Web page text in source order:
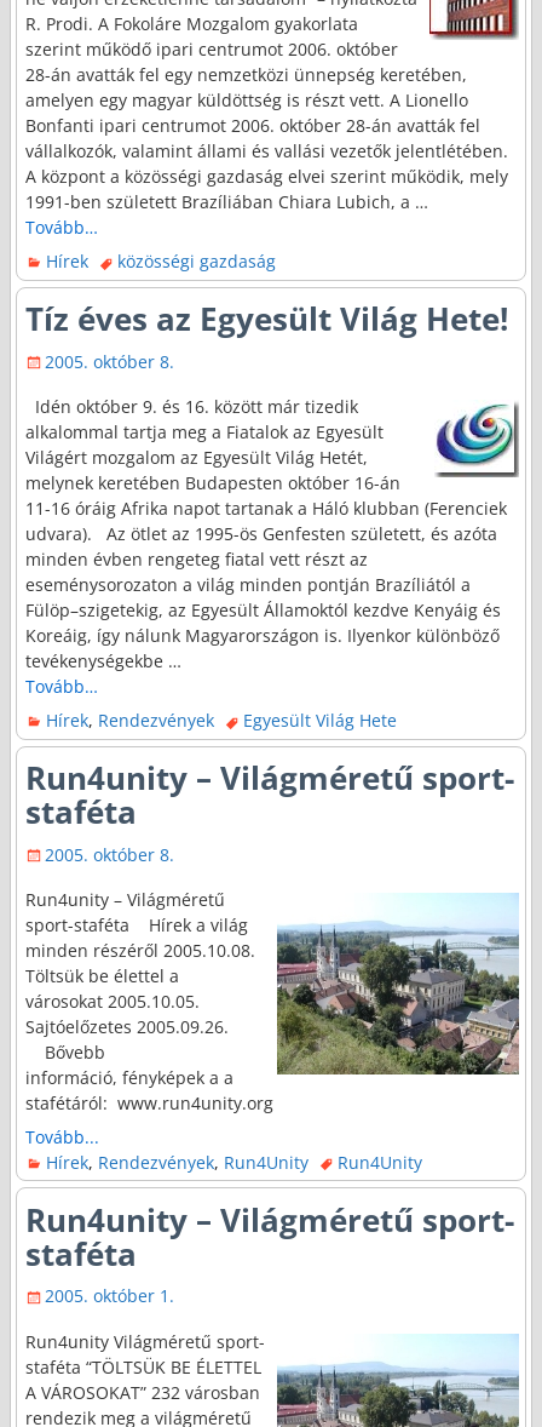
R. Prodi. A Fokoláre Mozgalom gyakorlata
szerint működő ipari centrumot 2006. október
28-án avatták fel egy nemzetközi ünnepség keretében,
amelyen egy magyar küldöttség is részt vett. A Lionello
Bonfanti ipari centrumot 2006. október 28-án avatták fel
vállalkozók, valamint állami és vallási vezetők jelentlétében.
A központ a közösségi gazdaság elvei szerint működik, mely
1991-ben született Brazíliában Chiara Lubich, a …
Tovább…
Hírek
közösségi gazdaság
Tíz éves az Egyesült Világ Hete!
2005. október 8.
Idén október 9. és 16. között már tizedik
alkalommal tartja meg a Fiatalok az Egyesült
Világért mozgalom az Egyesült Világ Hetét,
melynek keretében Budapesten október 16-án
11-16 óráig Afrika napot tartanak a Háló klubban (Ferenciek
udvara). Az ötlet az 1995-ös Genfesten született, és azóta
minden évben rengeteg fiatal vett részt az
eseménysorozaton a világ minden pontján Brazíliától a
Fülöp–szigetekig, az Egyesült Államoktól kezdve Kenyáig és
Koreáig, így nálunk Magyarországon is. Ilyenkor különböző
tevékenységekbe …
Tovább…
Hírek, Rendezvények Egyesült Világ Hete
Run4unity – Világméretű sport-
staféta
2005. október 8.
Run4unity – Világméretű
sport-staféta Hírek a világ
minden részéről 2005.10.08.
Töltsük be élettel a
városokat 2005.10.05.
Sajtóelőzetes 2005.09.26.
Bővebb
információ, fényképek a a
stafétáról: www.run4unity.org
Tovább...
Hírek, Rendezvények, Run4Unity Run4Unity
Run4unity – Világméretű sport-
staféta
2005. október 1.
Run4unity Világméretű sport-
staféta “TÖLTSÜK BE ÉLETTEL
A VÁROSOKAT” 232 városban
rendezik meg a világméretű